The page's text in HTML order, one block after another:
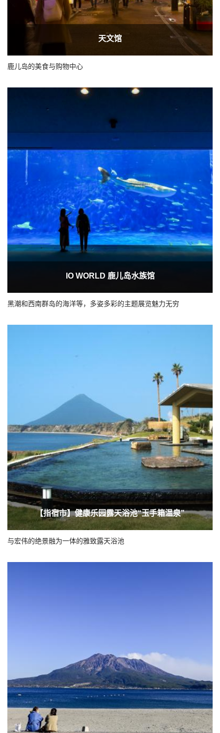
天文馆
鹿儿岛的美食与购物中心
IO WORLD 鹿儿岛水族馆
黑潮和西南群岛的海洋等，多姿多彩的主题展览魅力无穷
【指宿市】健康乐园露天浴池“玉手箱温泉”
与宏伟的绝景融为一体的雅致露天浴池